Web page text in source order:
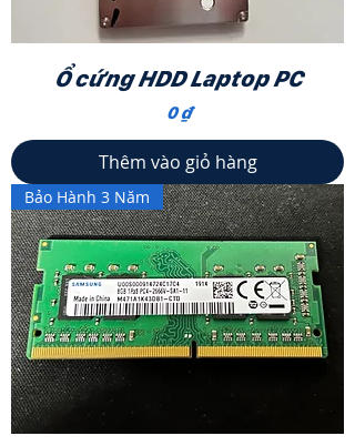
Ổ cứng HDD Laptop PC
Giá
0 ₫
Thêm vào giỏ hàng
Bảo Hành 3 Năm